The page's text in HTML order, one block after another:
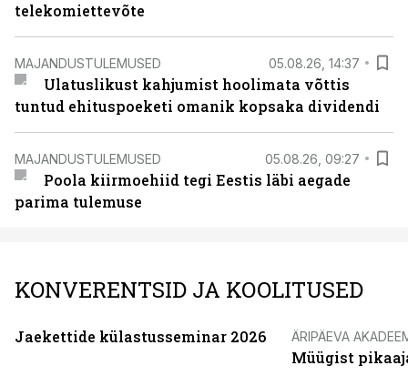
telekomiettevõte
MAJANDUSTULEMUSED 05.08.26, 14:37
Ulatuslikust kahjumist hoolimata võttis
tuntud ehituspoeketi omanik kopsaka dividendi
MAJANDUSTULEMUSED 05.08.26, 09:27
Poola kiirmoehiid tegi Eestis läbi aegade
parima tulemuse
KONVERENTSID JA KOOLITUSED
Jaekettide külastusseminar 2026 ÄRIPÄEVA
Müügist